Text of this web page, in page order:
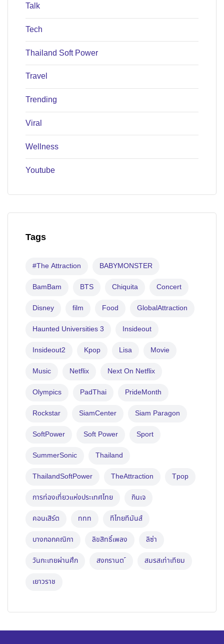
Talk
Tech
Thailand Soft Power
Travel
Trending
Viral
Wellness
Youtube
Tags
#The Attraction BABYMONSTER
BamBam BTS Chiquita Concert
Disney film Food GlobalAttraction
Haunted Universities 3 Insideout
Insideout2 Kpop Lisa Movie
Music Netflix Next On Netflix
Olympics PadThai PrideMonth
Rockstar SiamCenter Siam Paragon
SoftPower Soft Power Sport
SummerSonic Thailand
ThailandSoftPower TheAttraction Tpop
การท่องเที่ยวแห่งประเทศไทย กินเจ
คอนเสิร์ต ททท ทีไทยทีมันส์
บางกอกคณิกา ลิขสิทธิ์เพลง ลิซ่า
วันกะเทยผ่านศึก สงกรานต ์ สมรสเท่าเทียม
เยาวราช